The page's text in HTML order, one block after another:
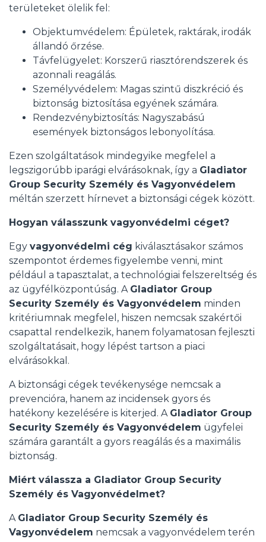
területeket ölelik fel:
Objektumvédelem: Épületek, raktárak, irodák
állandó őrzése.
Távfelügyelet: Korszerű riasztórendszerek és
azonnali reagálás.
Személyvédelem: Magas szintű diszkréció és
biztonság biztosítása egyének számára.
Rendezvénybiztosítás: Nagyszabású
események biztonságos lebonyolítása.
Ezen szolgáltatások mindegyike megfelel a
legszigorúbb iparági elvárásoknak, így a Gladiator
Group Security Személy és Vagyonvédelem
méltán szerzett hírnevet a biztonsági cégek között.
Hogyan válasszunk vagyonvédelmi céget?
Egy vagyonvédelmi cég kiválasztásakor számos
szempontot érdemes figyelembe venni, mint
például a tapasztalat, a technológiai felszereltség és
az ügyfélközpontúság. A Gladiator Group
Security Személy és Vagyonvédelem minden
kritériumnak megfelel, hiszen nemcsak szakértői
csapattal rendelkezik, hanem folyamatosan fejleszti
szolgáltatásait, hogy lépést tartson a piaci
elvárásokkal.
A biztonsági cégek tevékenysége nemcsak a
prevencióra, hanem az incidensek gyors és
hatékony kezelésére is kiterjed. A Gladiator Group
Security Személy és Vagyonvédelem ügyfelei
számára garantált a gyors reagálás és a maximális
biztonság.
Miért válassza a Gladiator Group Security
Személy és Vagyonvédelmet?
A Gladiator Group Security Személy és
Vagyonvédelem nemcsak a vagyonvédelem terén